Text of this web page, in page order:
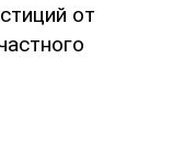
от